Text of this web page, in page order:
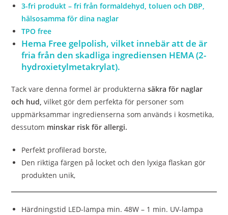
3-fri produkt – fri från formaldehyd, toluen och DBP,
hälsosamma för dina naglar
TPO free
Hema Free gelpolish,vilket innebär attde är
fria från den skadliga ingrediensen HEMA (2-
hydroxietylmetakrylat).
Tack vare denna formel är produkternasäkra för naglar
och hud, vilket gör dem perfekta för personer som
uppmärksammar ingredienserna som används i kosmetika,
dessutom minskar risk för allergi.
Perfekt profilerad borste,
Den riktiga färgen på locket och den lyxiga flaskan gör
produkten unik,
Härdningstid LED-lampa min. 48W – 1 min. UV-lampa